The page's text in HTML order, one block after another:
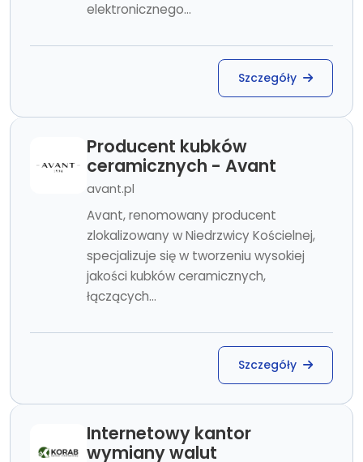
elektronicznego...
Szczegóły
Producent kubków
ceramicznych - Avant
avant.pl
Avant, renomowany producent
zlokalizowany w Niedrzwicy Kościelnej,
specjalizuje się w tworzeniu wysokiej
jakości kubków ceramicznych,
łączących...
Szczegóły
Internetowy kantor
wymiany walut